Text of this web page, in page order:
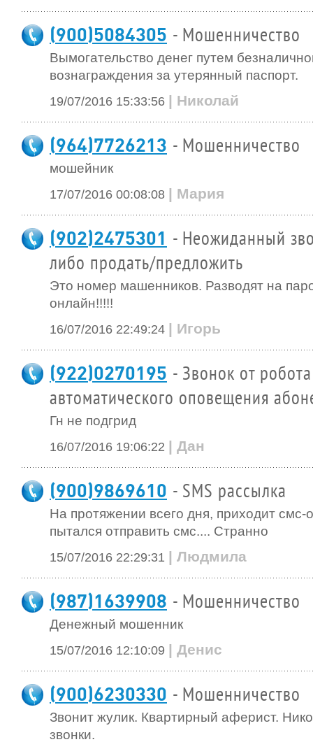
(900)5084305 - Мошенничество
Вымогательство денег путем
вознаграждения за утерянный паспорт.
19/07/2016 15:33:56 | Николай
(964)7726213 - Мошенничество
мошейник
17/07/2016 00:08:08 | Мария
(902)2475301 - Неожиданный
либо продать/предложить
Это номер машенников. Разводят на
онлайн!!!!!
16/07/2016 22:49:24 | Игорь
(922)0270195 - Звонок от
автоматического оповещения
Гн не подгрид
16/07/2016 19:06:22 | Дан
(900)9869610 - SMS рассылка
На протяжении всего дня, приходит смс-
пытался отправить смс.... Странно
15/07/2016 22:29:31 | Людмила
(987)1639908 - Мошенничество
Денежный мошенник
15/07/2016 12:10:09 | Денис
(900)6230330 - Мошенничество
Звонит жулик. Квартирный аферист.
звонки.